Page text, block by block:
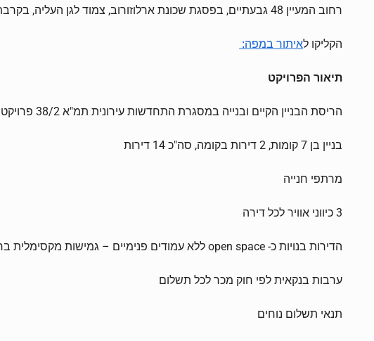
רחוב המעיין 48 גבעתיים, בפסגת שכונת ארלוזורוב, צמוד לגן העליה, בקרבת לקניון גבעתיים, פארק גבעתיים וקאנטרי גבעתיים ובמרחק פסיעה משכונת בן צבי היוקרתית
הקליקו לאיתור במפה:
תיאור הפרויקט
הריסת הבניין הקיים ובנייה במסגרת התחדשות עירונית תמ"א 38/2 פרויקט מגורים ייחודי ואלגנטי בסטנדרט גבוה ויוקרתי:
בניין בן 7 קומות, 2 דירות בקומה, סה"כ 14 דירות
מרתפי חנייה
3 כיווני אוויר לכל דירה
הדירות בנויות כ- open space ללא עמודים פנימיים – גמישות מקסימלית בחלוקה הפנימית
ערבות בנקאית לפי חוק מכר לכל תשלום
תנאי תשלום נוחים